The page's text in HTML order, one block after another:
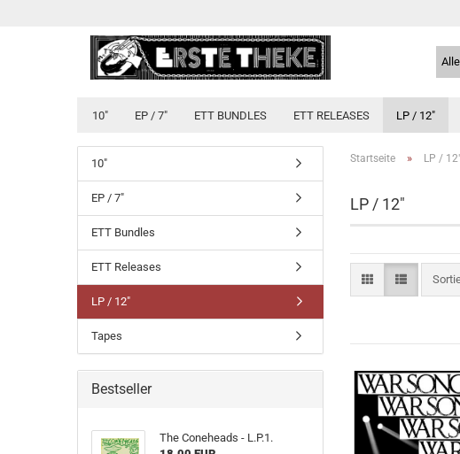
Alle
10" EP / 7" ETT BUNDLES ETT RELEASES LP / 12"
Startseite » LP / 12"
LP / 12"
10"
EP / 7"
ETT Bundles
ETT Releases
LP / 12"
Tapes
Bestseller
The Coneheads - L​.​P​.​1.